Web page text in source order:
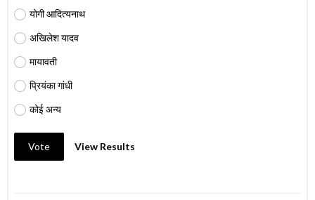
योगी आदित्यनाथ
अखिलेश यादव
मायावती
प्रियंका गांधी
कोई अन्य
Vote View Results